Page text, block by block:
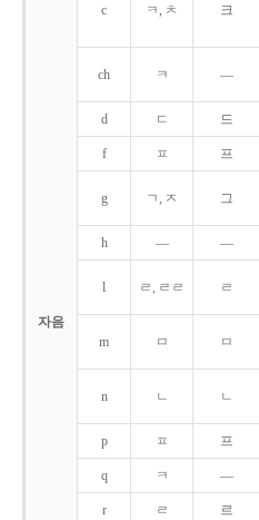
자음
c ㅋ, ㅊ 크
ch ㅋ ―
d ㄷ 드
f ㅍ 프
g ㄱ, ㅈ 그
h ― ―
l ㄹ, ㄹㄹ ㄹ
m ㅁ ㅁ
n ㄴ ㄴ
p ㅍ 프
q ㅋ ―
r ㄹ 르